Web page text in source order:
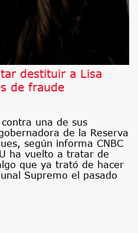
destituir a Lisa
de fraude
una de sus
de la Reserva
según informa CNBC
ha vuelto a tratar de
que ya trató de hacer
Supremo el pasado